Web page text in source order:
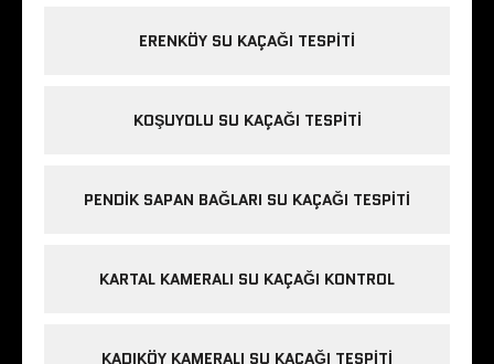
ERENKÖY SU KAÇAĞI TESPITI
KOŞUYOLU SU KAÇAĞI TESPITI
PENDIK SAPAN BAĞLARI SU KAÇAĞI TESPITI
KARTAL KAMERALI SU KAÇAĞI KONTROL
KADIKÖY KAMERALI SU KAÇAĞI TESPITI